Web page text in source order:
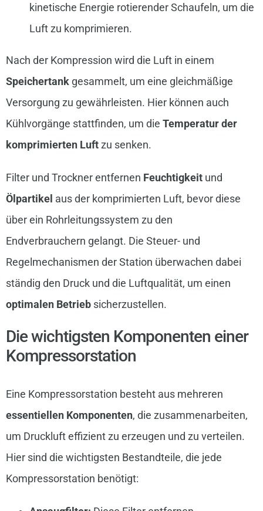
kinetische Energie rotierender Schaufeln, um die
Luft zu komprimieren.
Nach der Kompression wird die Luft in einem
Speichertankgesammelt, um eine gleichmäßige
Versorgung zu gewährleisten. Hier können auch
Kühlvorgänge stattfinden, um die Temperatur der
komprimierten Luftzu senken.
Filter und Trockner entfernen Feuchtigkeitund
Ölpartikel aus der komprimierten Luft, bevor diese
über ein Rohrleitungssystem zu den
Endverbrauchern gelangt. Die Steuer- und
Regelmechanismen der Station überwachen dabei
ständig den Druck und die Luftqualität, um einen
optimalen Betriebsicherzustellen.
Die wichtigsten Komponenten einer
Kompressorstation
Eine Kompressorstation besteht aus mehreren
essentiellen Komponenten, die zusammenarbeiten,
um Druckluft effizient zu erzeugen und zu verteilen.
Hier sind die wichtigsten Bestandteile, die jede
Kompressorstation benötigt: